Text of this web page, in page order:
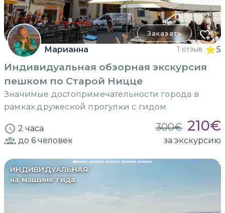
Заказать
Марианна 1 отзыв 5
Индивидуальная обзорная экскурсия
пешком по Старой Ницце
Значимые достопримечательности города в
рамках дружеской прогулки с гидом
2 часа 300€ 210€
до 6 человек за экскурсию
ИНДИВИДУАЛЬНАЯ
на машине гида